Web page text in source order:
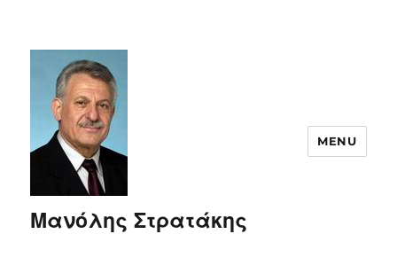
Μανόλης Στρατάκης
MENU